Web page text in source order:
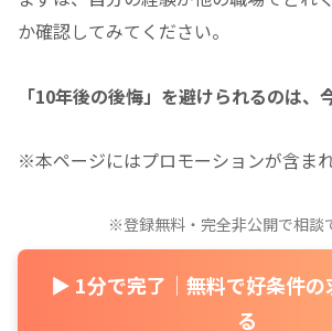
か確認してみてください。
「10年後の後悔」を避けられるのは、
※本ページにはプロモーションが含ま
※登録無料・完全非公開で相談
▶ 1分で完了｜無料で好条件の
る